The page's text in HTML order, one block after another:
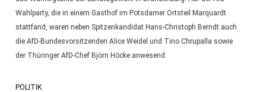
Wahlparty, die in einem Gasthof im Potsdamer Ortsteil Marquardt
stattfand, waren neben Spitzenkandidat Hans-Christoph Berndt auch
die AfD-Bundesvorsitzenden Alice Weidel und Tino Chrupalla sowie
der Thüringer AfD-Chef Björn Höcke anwesend.
POLITIK